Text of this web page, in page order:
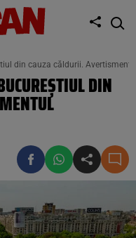
din cauza căldurii.
DIN